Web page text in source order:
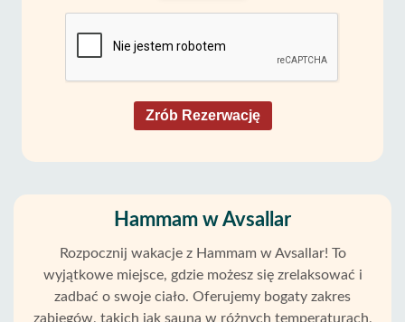
Zrób Rezerwację
Hammam w Avsallar
Rozpocznij wakacje z Hammam w Avsallar! To
wyjątkowe miejsce, gdzie możesz się zrelaksować i
zadbać o swoje ciało. Oferujemy bogaty zakres
zabiegów, takich jak sauna w różnych temperaturach,